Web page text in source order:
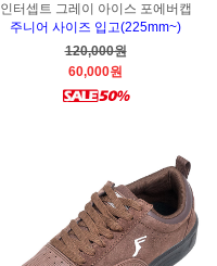
인터셉트 그레이 아이스 포에버캡
주니어 사이즈 입고(225mm~)
120,000원
60,000원